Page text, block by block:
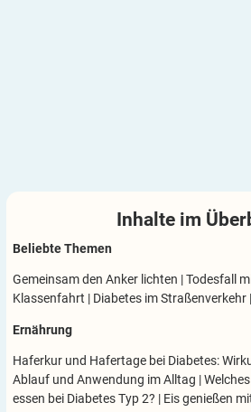
Inhalte im
Beliebte Themen
Gemeinsam den Anker lichten |Todesfall
Klassenfahrt | Diabetes im Straßenverkehr |
Ernährung
Haferkur und Hafertage bei Diabetes:
Ablauf und Anwendung im Alltag |
essen bei Diabetes Typ 2? | Eis genießen